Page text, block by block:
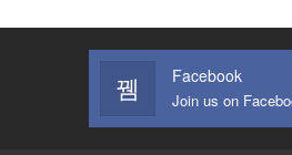
Facebook
Join us on